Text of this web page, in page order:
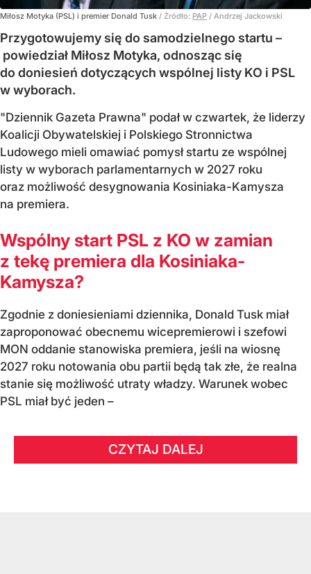
Miłosz Motyka (PSL) i premier Donald Tusk / Źródło: PAP / Andrzej Jackowski
Przygotowujemy się do samodzielnego startu –
powiedział Miłosz Motyka, odnosząc się
do doniesień dotyczących wspólnej listy KO i PSL
w wyborach.
"Dziennik Gazeta Prawna" podał w czwartek, że liderzy
Koalicji Obywatelskiej i Polskiego Stronnictwa
Ludowego mieli omawiać pomysł startu ze wspólnej
listy w wyborach parlamentarnych w 2027 roku
oraz możliwość desygnowania Kosiniaka-Kamysza
na premiera.
Wspólny start PSL z KO w zamian
z tekę premiera dla Kosiniaka-
Kamysza?
Zgodnie z doniesieniami dziennika, Donald Tusk miał
zaproponować obecnemu wicepremierowi i szefowi
MON oddanie stanowiska premiera, jeśli na wiosnę
2027 roku notowania obu partii będą tak złe, że realna
stanie się możliwość utraty władzy. Warunek wobec
PSL miał być jeden –
CZYTAJ DALEJ